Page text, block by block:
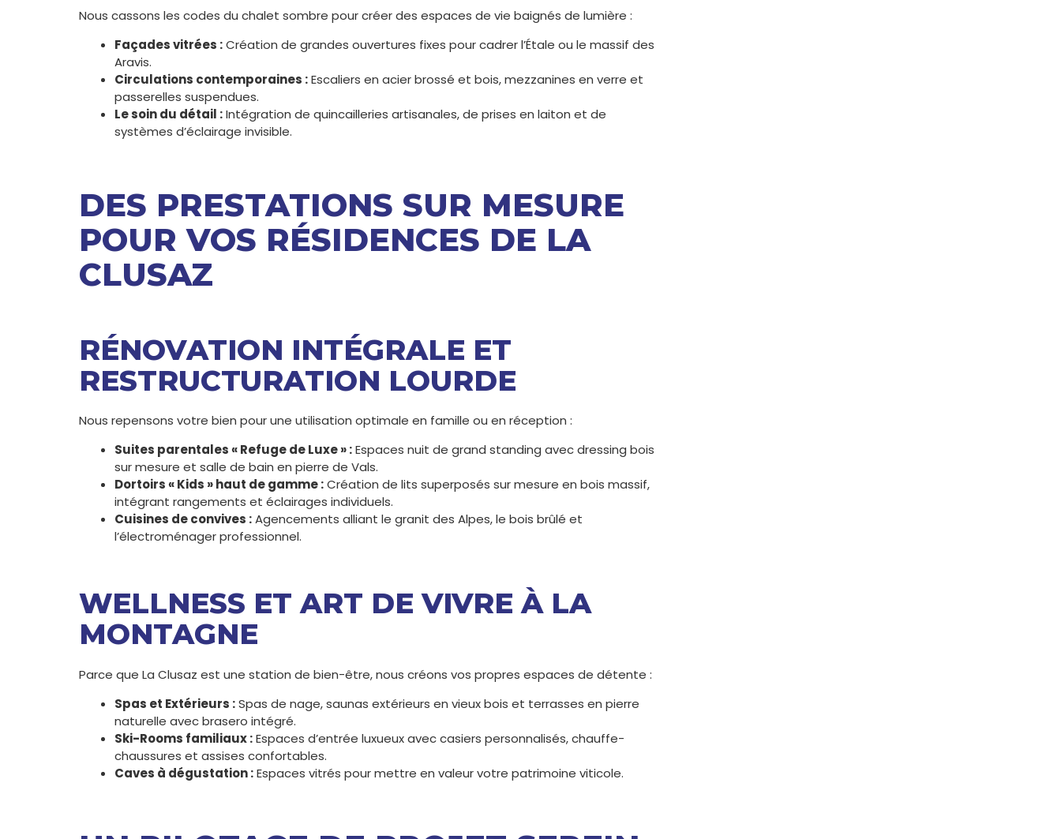
Nous cassons les codes du chalet sombre pour créer des espaces de vie baignés de lumière :
Façades vitrées :Création de grandes ouvertures fixes pour cadrer l’Étale ou le massif des
Aravis.
Circulations contemporaines :Escaliers en acier brossé et bois, mezzanines en verre et
passerelles suspendues.
Le soin du détail :Intégration de quincailleries artisanales, de prises en laiton et de
systèmes d’éclairage invisible.
DES PRESTATIONS SUR MESURE
POUR VOS RÉSIDENCES DE LA
CLUSAZ
RÉNOVATION INTÉGRALE ET
RESTRUCTURATION LOURDE
Nous repensons votre bien pour une utilisation optimale en famille ou en réception :
Suites parentales « Refuge de Luxe » :Espaces nuit de grand standing avec dressing bois
sur mesure et salle de bain en pierre de Vals.
Dortoirs « Kids » haut de gamme :Création de lits superposés sur mesure en bois massif,
intégrant rangements et éclairages individuels.
Cuisines de convives :Agencements alliant le granit des Alpes, le bois brûlé et
l’électroménager professionnel.
WELLNESS ET ART DE VIVRE À LA
MONTAGNE
Parce que La Clusaz est une station de bien-être, nous créons vos propres espaces de détente :
Spas et Extérieurs :Spas de nage, saunas extérieurs en vieux bois et terrasses en pierre
naturelle avec brasero intégré.
Ski-Rooms familiaux :Espaces d’entrée luxueux avec casiers personnalisés, chauffe-
chaussures et assises confortables.
Caves à dégustation :Espaces vitrés pour mettre en valeur votre patrimoine viticole.